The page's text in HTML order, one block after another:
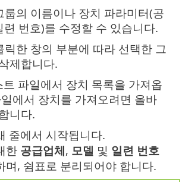
룹의 이름이나 장치 파라미터(공
련 번호)를 수정할 수 있습니다.
릭한 창의 부분에 따라 선택한 그
제합니다.
트 파일에서 장치 목록을 가져옵
에서 장치를 가져오려면 올바
니다.
줄에서 시작됩니다.
한 공급업체, 모델 및 일련 번호
며, 쉼표로 분리되어야 합니다.